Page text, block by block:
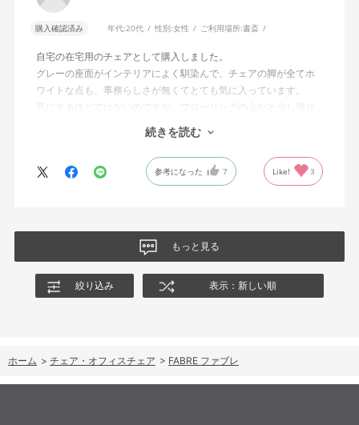
購入確認済み 年代:20代 性別:女性 ご利用場所:書斎
自宅の在宅用のチェアとして購入しました。
グレーの座面がインテリアによく馴染んで、チェアの脚が全てホ
ワイトな点も、事務らしさが無くてとても気に入っています。
気にするほどではないのですが、フローリングの上だと少し滑り
が良くないです。カーペットを敷けばいいのですが、少し気にな
全体的にとても満足しています！ありがとうございました。
続きを読む
参考になった 7 Like! 3
もっと見る
絞り込み 表示：新しい順
ホーム > チェア・オフィスチェア > FABRE ファブレ